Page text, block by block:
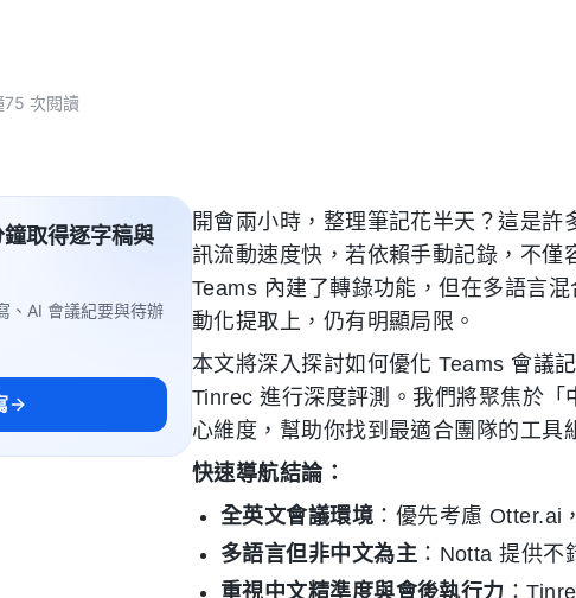
75 次閱讀
取得逐字稿與
、AI 會議紀要與待辦
開會兩小時，整理筆記花半天？這是
訊流動速度快，若依賴手動記錄，不僅
Teams 內建了轉錄功能，但在多語言
動化提取上，仍有明顯局限。
本文將深入探討如何優化 Teams 會
Tinrec 進行深度評測。我們將聚焦於
心維度，幫助你找到最適合團隊的工具
快速導航結論：
全英文會議環境 ：優先考慮 Otter.ai
多語言但非中文為主 ：Notta 提供不
重視中文精準度與會後執行力 ：